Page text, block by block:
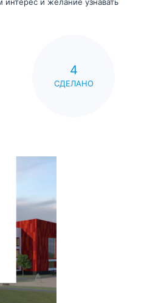
и желание узнавать
4
СДЕЛАНО